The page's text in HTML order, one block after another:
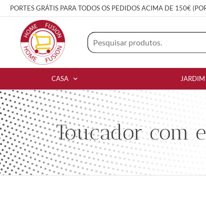
PORTES GRÁTIS PARA TODOS OS PEDIDOS ACIMA DE 150€
CASA JARDIM
Toucador com